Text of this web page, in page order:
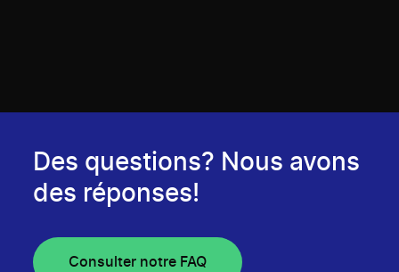
Des questions? Nous avons
des réponses!
Consulter notre FAQ